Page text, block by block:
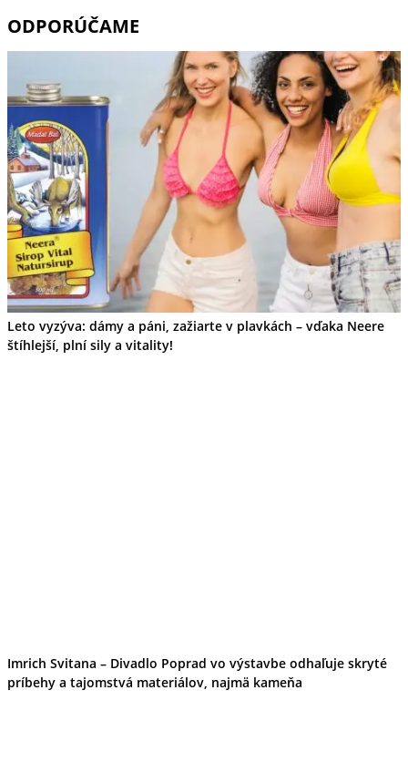
ODPORÚČAME
Leto vyzýva: dámy a páni, zažiarte v plavkách – vďaka Neere
štíhlejší, plní sily a vitality!
Imrich Svitana – Divadlo Poprad vo výstavbe odhaľuje skryté
príbehy a tajomstvá materiálov, najmä kameňa